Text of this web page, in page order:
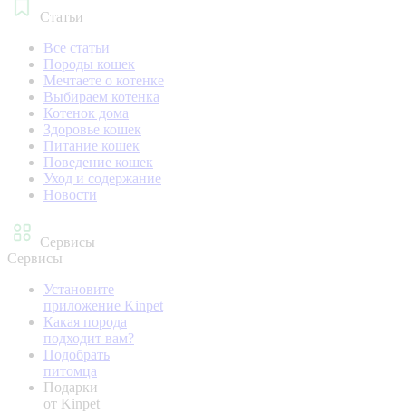
Статьи
Все статьи
Породы кошек
Мечтаете о котенке
Выбираем котенка
Котенок дома
Здоровье кошек
Питание кошек
Поведение кошек
Уход и содержание
Новости
Сервисы
Сервисы
Установите
приложение Kinpet
Какая порода
подходит вам?
Подобрать
питомца
Подарки
от Kinpet